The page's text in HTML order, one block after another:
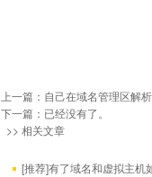
上一篇： 自己在域名管理区解
下一篇：已经没有了。
>> 相关文章
[推荐]有了域名和虚拟主机